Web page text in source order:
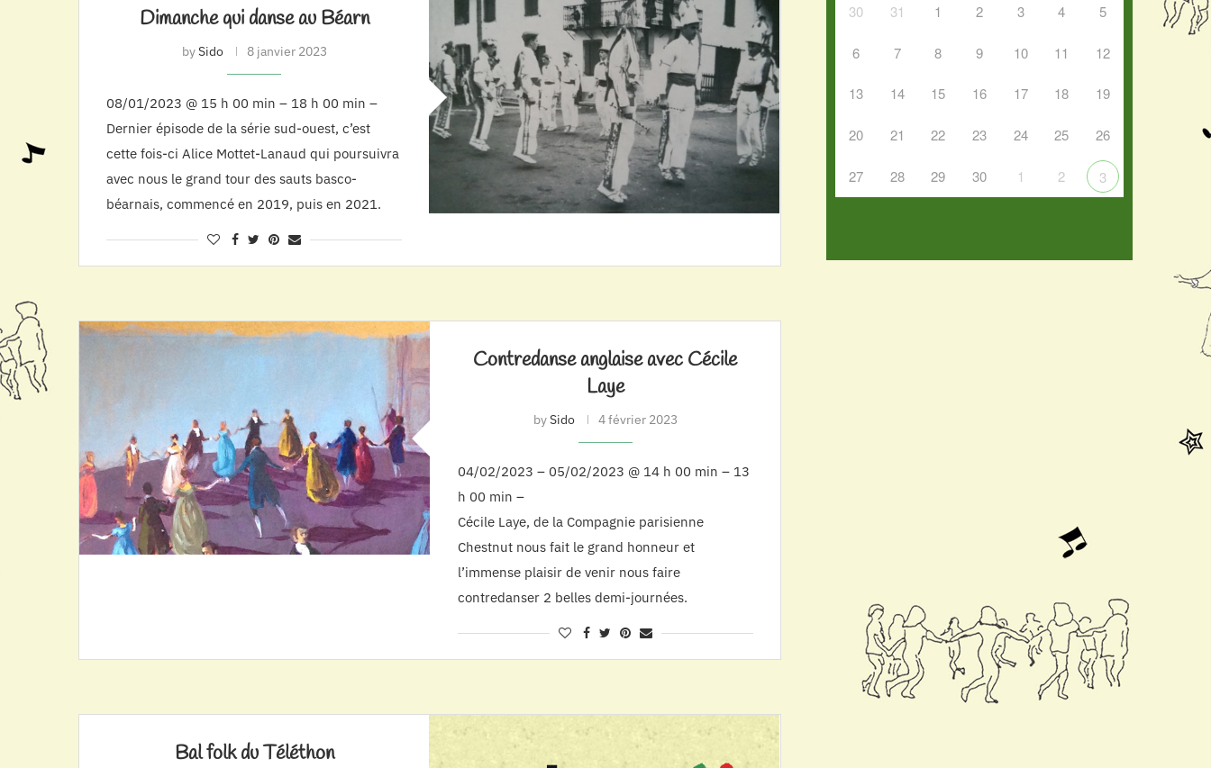
Dimanche qui danse au Béarn
bySido 8 janvier 2023
08/01/2023 @ 15 h 00 min – 18 h 00 min –
Dernier épisode de la série sud-ouest, c’est
cette fois-ci Alice Mottet-Lanaud qui poursuivra
avec nous le grand tour des sauts basco-
béarnais, commencé en 2019, puis en 2021.
Contredanse anglaise avec Cécile
Laye
bySido 4 février 2023
04/02/2023 – 05/02/2023 @ 14 h 00 min – 13
h 00 min –
Cécile Laye, de la Compagnie parisienne
Chestnut nous fait le grand honneur et
l’immense plaisir de venir nous faire
contredanser 2 belles demi-journées.
Bal folk du Téléthon
30 31 1 2 3 4 5
6 7 8 9 10 11 12
13 14 15 16 17 18 19
20 21 22 23 24 25 26
27 28 29 30 1 2 3